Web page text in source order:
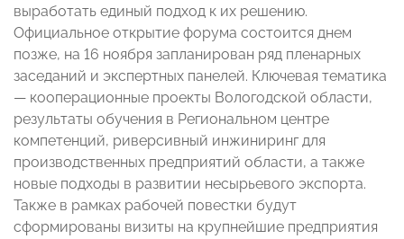
выработать единый подход к их решению.
Официальное открытие форума состоится днем
позже, на 16 ноября запланирован ряд пленарных
заседаний и экспертных панелей. Ключевая тематика
— кооперационные проекты Вологодской области,
результаты обучения в Региональном центре
компетенций, риверсивный инжиниринг для
производственных предприятий области, а также
новые подходы в развитии несырьевого экспорта.
Также в рамках рабочей повестки будут
сформированы визиты на крупнейшие предприятия